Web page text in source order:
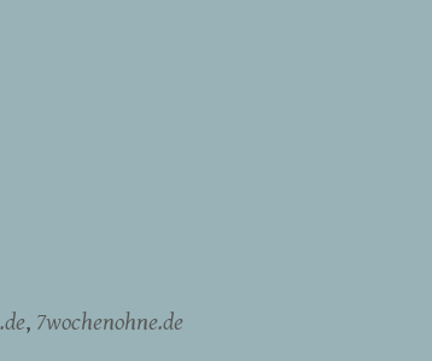
7wochenohne.de